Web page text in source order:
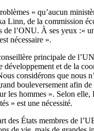
« qu’aucun
Linn, de la commission
de l’ONU. À ses yeux :«
nécessaire ».
principale de
développement et de la
considérons que nous
bouleversement afin
les hommes ». Selon
» est une nécessité.
des États membres de